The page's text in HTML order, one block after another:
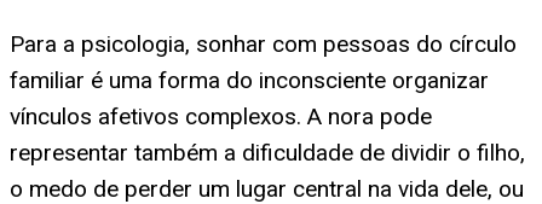
Para a psicologia, sonhar com pessoas do círculo
familiar é uma forma do inconsciente organizar
vínculos afetivos complexos. A nora pode
representar também a dificuldade de dividir o filho,
o medo de perder um lugar central na vida dele, ou